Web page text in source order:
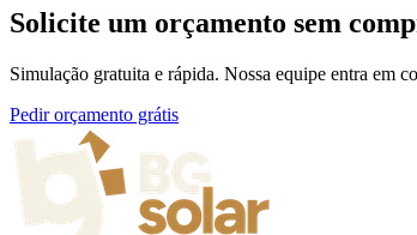
Solicite um orçamento sem
Simulação gratuita e rápida. Nossa equipe entra em
Pedir orçamento grátis